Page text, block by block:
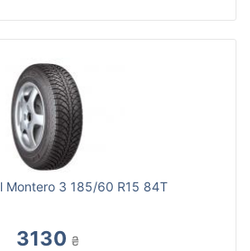
Montero 3 185/60 R15 84T
3130 ₴